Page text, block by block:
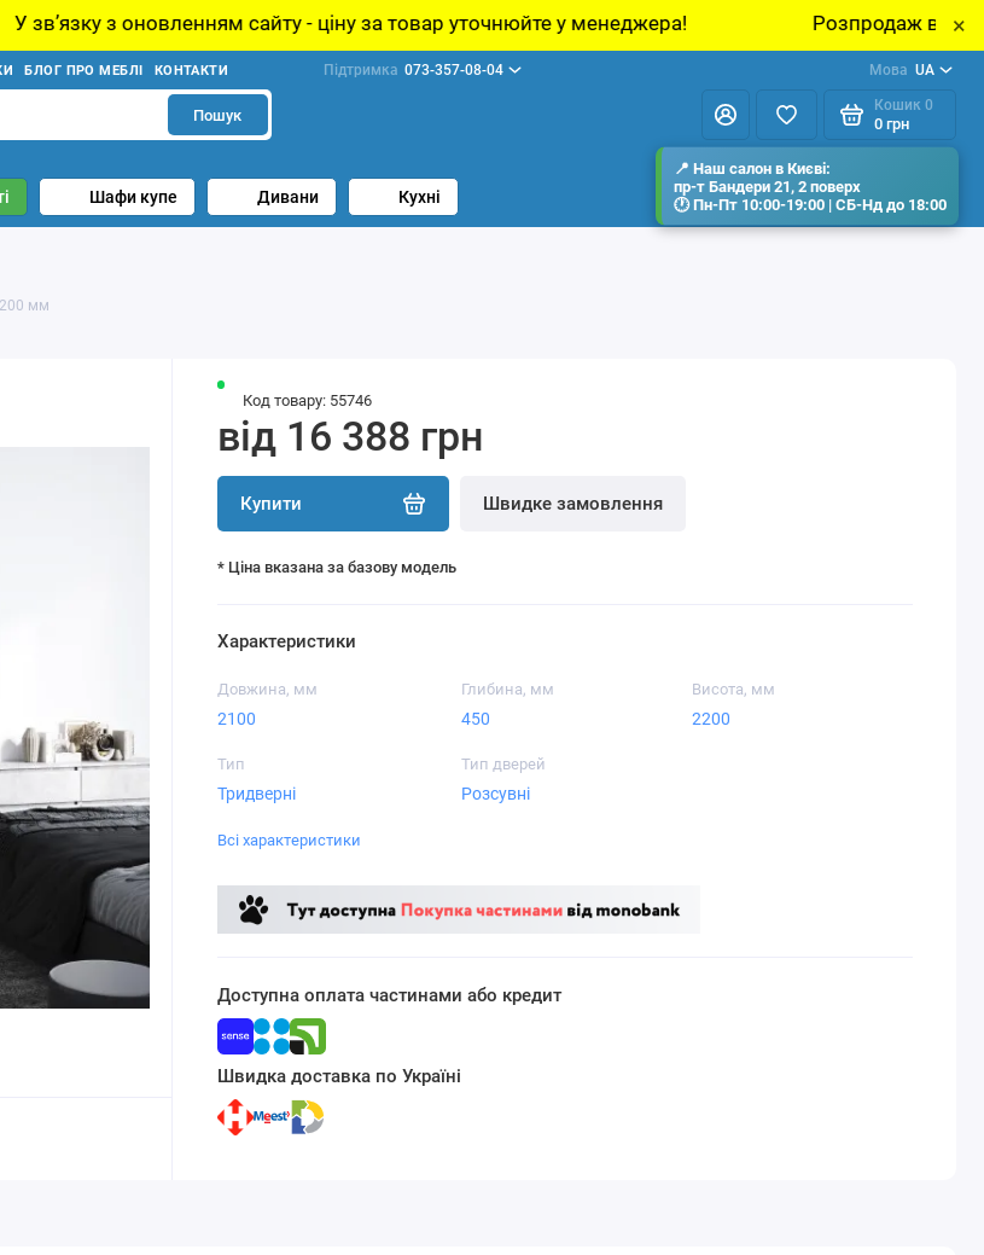
сайту - ціну за товар уточнюйте у менеджера! Розпродаж виставкових зразків ×
БЛОГ ПРО МЕБЛІ КОНТАКТИ Підтримка 073-357-08-04 Мова UA
Пошук
Кошик 0
0 грн
Шафи купе Дивани Кухні
мм
Код товару: 55746
від 16 388 грн
Купити Швидке замовлення
* Ціна вказана за базову модель
Характеристики
Довжина, мм
2100
Глибина, мм
450
Висота, мм
2200
Тип
Тридверні
Тип дверей
Розсувні
Всі характеристики
Доступна оплата частинами або кредит
Швидка доставка по Україні